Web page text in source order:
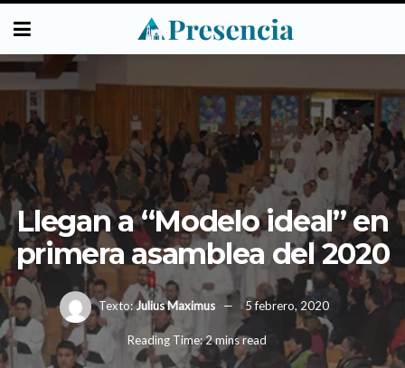
Llegan a “Modelo ideal” en
primera asamblea del 2020
Texto:Julius Maximus 5 febrero, 2020
Reading Time: 2 mins read